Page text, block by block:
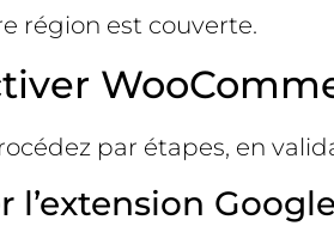
région est couverte.
par étapes, en
l’extension